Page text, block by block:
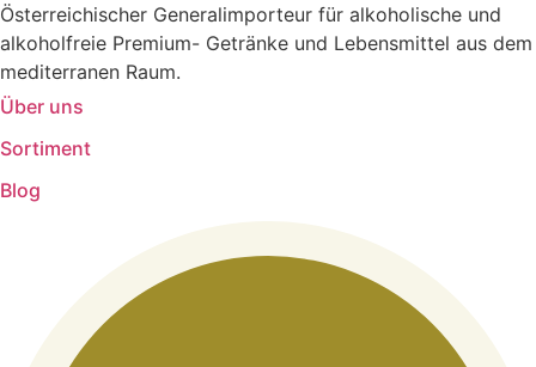
Österreichischer Generalimporteur für alkoholische und
alkoholfreie Premium- Getränke und Lebensmittel aus dem
mediterranen Raum.
Über uns
Sortiment
Blog